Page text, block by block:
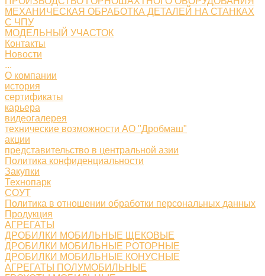
МЕХАНИЧЕСКАЯ ОБРАБОТКА ДЕТАЛЕЙ НА СТАНКАХ
С ЧПУ
МОДЕЛЬНЫЙ УЧАСТОК
Контакты
Новости
...
О компании
история
сертификаты
карьера
видеогалерея
технические возможности АО "Дробмаш"
акции
представительство в центральной азии
Политика конфиденциальности
Закупки
Технопарк
СОУТ
Политика в отношении обработки персональных данных
Продукция
АГРЕГАТЫ
ДРОБИЛКИ МОБИЛЬНЫЕ ЩЕКОВЫЕ
ДРОБИЛКИ МОБИЛЬНЫЕ РОТОРНЫЕ
ДРОБИЛКИ МОБИЛЬНЫЕ КОНУСНЫЕ
АГРЕГАТЫ ПОЛУМОБИЛЬНЫЕ